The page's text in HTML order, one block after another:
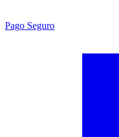
Pago Seguro